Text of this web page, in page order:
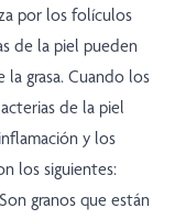
por los folículos
de la piel pueden
grasa. Cuando los
de la piel
y los
los siguientes:
Son granos que están